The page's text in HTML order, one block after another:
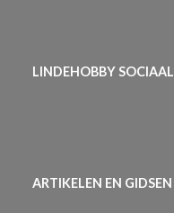
LINDEHOBBY SOCIAAL
ARTIKELEN EN GIDSEN